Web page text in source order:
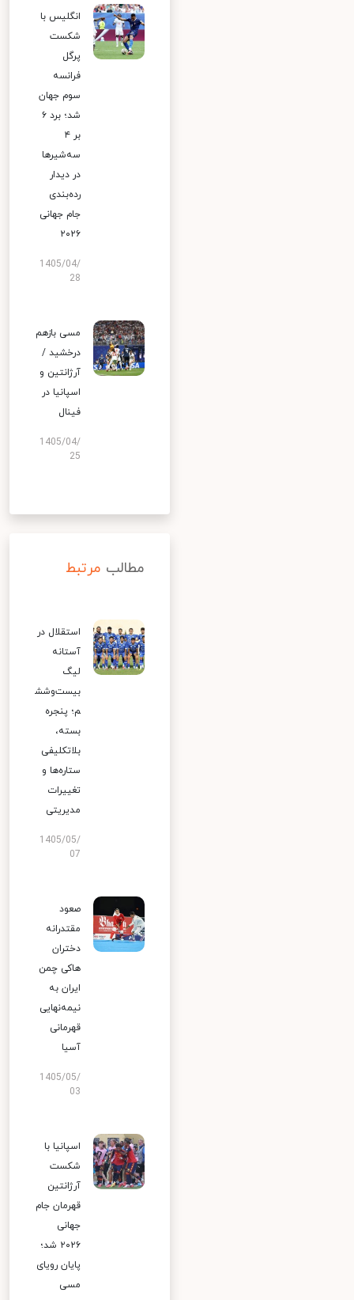
انگلیس با
شکست
پرگل
فرانسه
سوم جهان
شد؛ برد ۶
بر ۴
سه‌شیرها
در دیدار
رده‌بندی
جام جهانی
۲۰۲۶
1405/04/
28
مسی بازهم
درخشید /
آرژانتین و
اسپانیا در
فینال
1405/04/
25
مطالب مرتبط
استقلال در
آستانه
لیگ
بیست‌وشش
م؛ پنجره
بسته،
بلاتکلیفی
ستاره‌ها و
تغییرات
مدیریتی
1405/05/
07
صعود
مقتدرانه
دختران
هاکی چمن
ایران به
نیمه‌نهایی
قهرمانی
آسیا
1405/05/
03
اسپانیا با
شکست
آرژانتین
قهرمان جام
جهانی
۲۰۲۶ شد؛
پایان رویای
مسی